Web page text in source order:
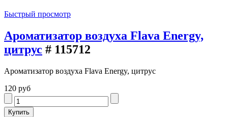
Быстрый просмотр
Ароматизатор воздуха Flava Energy,
цитрус # 115712
Ароматизатор воздуха Flava Energy, цитрус
120 руб